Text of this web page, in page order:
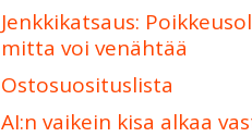
Jenkkikatsaus:
mitta voi venähtää
Ostosuosituslista
AI:n vaikein kisa alkaa